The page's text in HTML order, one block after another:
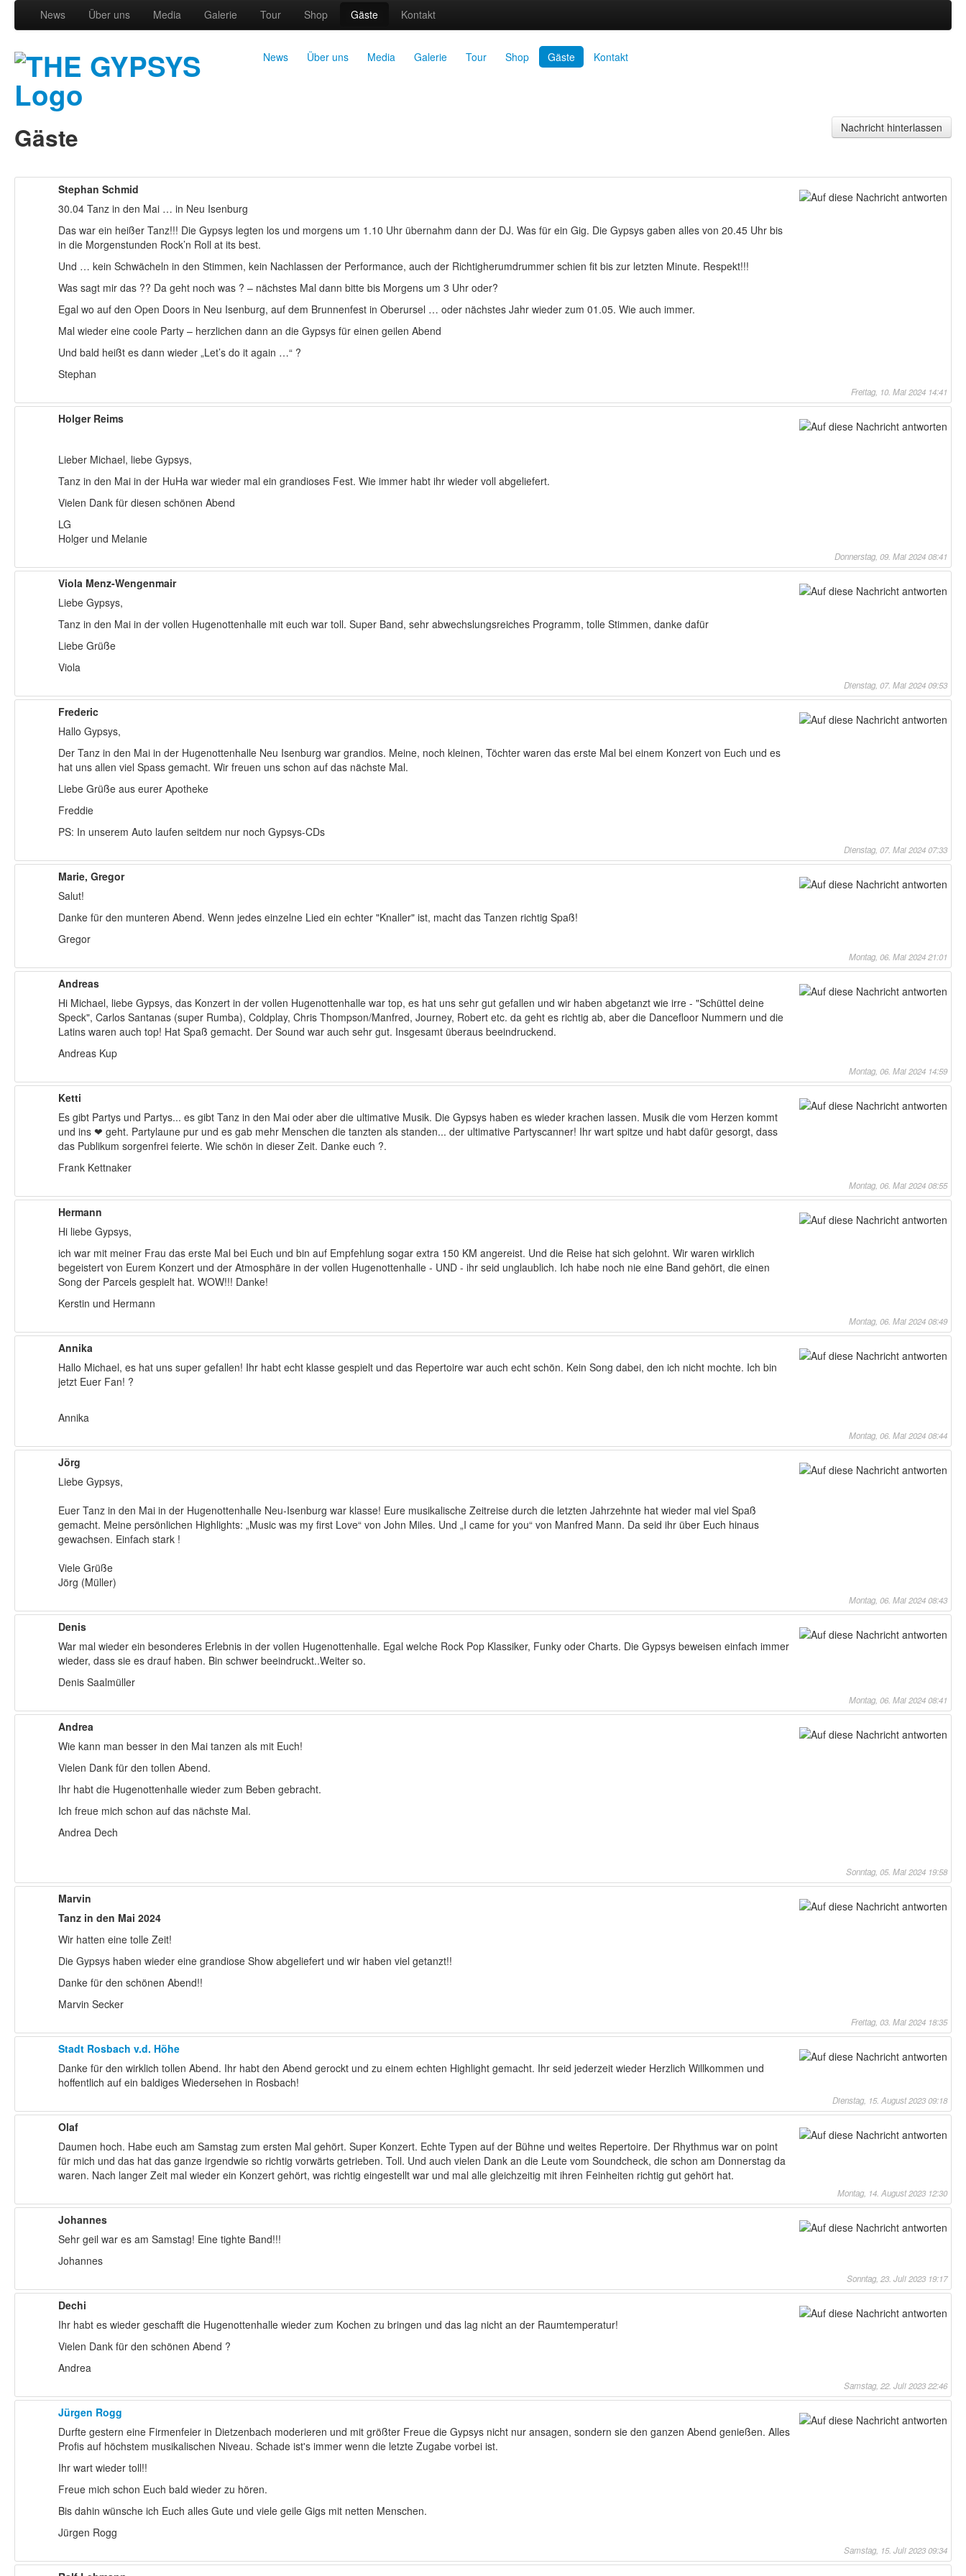
News Über uns Media Galerie Tour Shop Gäste Kontakt
News Über uns Media Galerie Tour Shop Gäste Kontakt
Gäste Nachricht hinterlassen
Stephan Schmid
30.04 Tanz in den Mai … in Neu Isenburg
Das war ein heißer Tanz!!! Die Gypsys legten los und morgens um 1.10 Uhr übernahm dann der DJ. Was für ein Gig. Die Gypsys gaben alles von 20.45 Uhr bis
in die Morgenstunden Rock’n Roll at its best.
Und … kein Schwächeln in den Stimmen, kein Nachlassen der Performance, auch der Richtigherumdrummer schien fit bis zur letzten Minute. Respekt!!!
Was sagt mir das ?? Da geht noch was ? – nächstes Mal dann bitte bis Morgens um 3 Uhr oder?
Egal wo auf den Open Doors in Neu Isenburg, auf dem Brunnenfest in Oberursel … oder nächstes Jahr wieder zum 01.05. Wie auch immer.
Mal wieder eine coole Party – herzlichen dann an die Gypsys für einen geilen Abend
Und bald heißt es dann wieder „Let’s do it again …“ ?
Stephan
Freitag, 10. Mai 2024 14:41
Holger Reims
Lieber Michael, liebe Gypsys,
Tanz in den Mai in der HuHa war wieder mal ein grandioses Fest. Wie immer habt ihr wieder voll abgeliefert.
Vielen Dank für diesen schönen Abend
LG
Holger und Melanie
Donnerstag, 09. Mai 2024 08:41
Viola Menz-Wengenmair
Liebe Gypsys,
Tanz in den Mai in der vollen Hugenottenhalle mit euch war toll. Super Band, sehr abwechslungsreiches Programm, tolle Stimmen, danke dafür
Liebe Grüße
Viola
Dienstag, 07. Mai 2024 09:53
Frederic
Hallo Gypsys,
Der Tanz in den Mai in der Hugenottenhalle Neu Isenburg war grandios. Meine, noch kleinen, Töchter waren das erste Mal bei einem Konzert von Euch und es
hat uns allen viel Spass gemacht. Wir freuen uns schon auf das nächste Mal.
Liebe Grüße aus eurer Apotheke
Freddie
PS: In unserem Auto laufen seitdem nur noch Gypsys-CDs
Dienstag, 07. Mai 2024 07:33
Marie, Gregor
Salut!
Danke für den munteren Abend. Wenn jedes einzelne Lied ein echter "Knaller" ist, macht das Tanzen richtig Spaß!
Gregor
Montag, 06. Mai 2024 21:01
Andreas
Hi Michael, liebe Gypsys, das Konzert in der vollen Hugenottenhalle war top, es hat uns sehr gut gefallen und wir haben abgetanzt wie irre - "Schüttel deine
Speck", Carlos Santanas (super Rumba), Coldplay, Chris Thompson/Manfred, Journey, Robert etc. da geht es richtig ab, aber die Dancefloor Nummern und die
Latins waren auch top! Hat Spaß gemacht. Der Sound war auch sehr gut. Insgesamt überaus beeindruckend.
Andreas Kup
Montag, 06. Mai 2024 14:59
Ketti
Es gibt Partys und Partys... es gibt Tanz in den Mai oder aber die ultimative Musik. Die Gypsys haben es wieder krachen lassen. Musik die vom Herzen kommt
und ins ❤ geht. Partylaune pur und es gab mehr Menschen die tanzten als standen... der ultimative Partyscanner! Ihr wart spitze und habt dafür gesorgt, dass
das Publikum sorgenfrei feierte. Wie schön in dieser Zeit. Danke euch ?.
Frank Kettnaker
Montag, 06. Mai 2024 08:55
Hermann
Hi liebe Gypsys,
ich war mit meiner Frau das erste Mal bei Euch und bin auf Empfehlung sogar extra 150 KM angereist. Und die Reise hat sich gelohnt. Wir waren wirklich
begeistert von Eurem Konzert und der Atmosphäre in der vollen Hugenottenhalle - UND - ihr seid unglaublich. Ich habe noch nie eine Band gehört, die einen
Song der Parcels gespielt hat. WOW!!! Danke!
Kerstin und Hermann
Montag, 06. Mai 2024 08:49
Annika
Hallo Michael, es hat uns super gefallen! Ihr habt echt klasse gespielt und das Repertoire war auch echt schön. Kein Song dabei, den ich nicht mochte. Ich bin
jetzt Euer Fan! ?
Annika
Montag, 06. Mai 2024 08:44
Jörg
Liebe Gypsys,
Euer Tanz in den Mai in der Hugenottenhalle Neu-Isenburg war klasse! Eure musikalische Zeitreise durch die letzten Jahrzehnte hat wieder mal viel Spaß
gemacht. Meine persönlichen Highlights: „Music was my first Love“ von John Miles. Und „I came for you“ von Manfred Mann. Da seid ihr über Euch hinaus
gewachsen. Einfach stark !
Viele Grüße
Jörg (Müller)
Montag, 06. Mai 2024 08:43
Denis
War mal wieder ein besonderes Erlebnis in der vollen Hugenottenhalle. Egal welche Rock Pop Klassiker, Funky oder Charts. Die Gypsys beweisen einfach immer
wieder, dass sie es drauf haben. Bin schwer beeindruckt..Weiter so.
Denis Saalmüller
Montag, 06. Mai 2024 08:41
Andrea
Wie kann man besser in den Mai tanzen als mit Euch!
Vielen Dank für den tollen Abend.
Ihr habt die Hugenottenhalle wieder zum Beben gebracht.
Ich freue mich schon auf das nächste Mal.
Andrea Dech
Sonntag, 05. Mai 2024 19:58
Marvin
Tanz in den Mai 2024
Wir hatten eine tolle Zeit!
Die Gypsys haben wieder eine grandiose Show abgeliefert und wir haben viel getanzt!!
Danke für den schönen Abend!!
Marvin Secker
Freitag, 03. Mai 2024 18:35
Stadt Rosbach v.d. Höhe
Danke für den wirklich tollen Abend. Ihr habt den Abend gerockt und zu einem echten Highlight gemacht. Ihr seid jederzeit wieder Herzlich Willkommen und
hoffentlich auf ein baldiges Wiedersehen in Rosbach!
Dienstag, 15. August 2023 09:18
Olaf
Daumen hoch. Habe euch am Samstag zum ersten Mal gehört. Super Konzert. Echte Typen auf der Bühne und weites Repertoire. Der Rhythmus war on point
für mich und das hat das ganze irgendwie so richtig vorwärts getrieben. Toll. Und auch vielen Dank an die Leute vom Soundcheck, die schon am Donnerstag da
waren. Nach langer Zeit mal wieder ein Konzert gehört, was richtig eingestellt war und mal alle gleichzeitig mit ihren Feinheiten richtig gut gehört hat.
Montag, 14. August 2023 12:30
Johannes
Sehr geil war es am Samstag! Eine tighte Band!!!
Johannes
Sonntag, 23. Juli 2023 19:17
Dechi
Ihr habt es wieder geschafft die Hugenottenhalle wieder zum Kochen zu bringen und das lag nicht an der Raumtemperatur!
Vielen Dank für den schönen Abend ?
Andrea
Samstag, 22. Juli 2023 22:46
Jürgen Rogg
Durfte gestern eine Firmenfeier in Dietzenbach moderieren und mit größter Freue die Gypsys nicht nur ansagen, sondern sie den ganzen Abend genießen. Alles
Profis auf höchstem musikalischen Niveau. Schade ist's immer wenn die letzte Zugabe vorbei ist.
Ihr wart wieder toll!!
Freue mich schon Euch bald wieder zu hören.
Bis dahin wünsche ich Euch alles Gute und viele geile Gigs mit netten Menschen.
Jürgen Rogg
Samstag, 15. Juli 2023 09:34